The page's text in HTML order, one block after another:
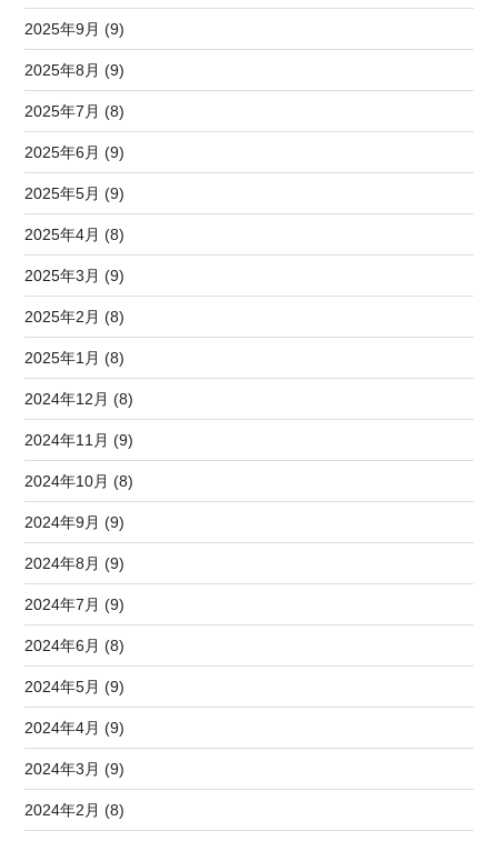
2025年9月 (9)
2025年8月 (9)
2025年7月 (8)
2025年6月 (9)
2025年5月 (9)
2025年4月 (8)
2025年3月 (9)
2025年2月 (8)
2025年1月 (8)
2024年12月 (8)
2024年11月 (9)
2024年10月 (8)
2024年9月 (9)
2024年8月 (9)
2024年7月 (9)
2024年6月 (8)
2024年5月 (9)
2024年4月 (9)
2024年3月 (9)
2024年2月 (8)